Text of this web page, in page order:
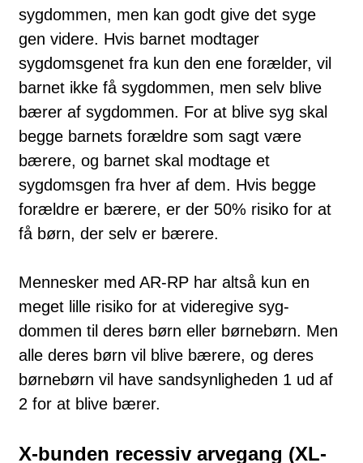
sygdommen, men kan godt give det syge
gen videre. Hvis barnet modtager
sygdomsgenet fra kun den ene forælder, vil
barn­et ikke få sygdommen, men selv blive
bærer af sygdommen. For at blive syg skal
begge barnets forældre som sagt være
bærere, og barnet skal mod­ta­ge et
sygdomsgen fra hver af dem. Hvis begge
forældre er bærere, er der 50% risiko for at
få børn, der selv er bærere.
Mennesker med AR-RP har altså kun en
meget lille risiko for at videregive syg­
dommen til deres børn eller børnebørn. Men
alle deres børn vil blive bærere, og deres
børnebørn vil have sandsynligheden 1 ud af
2 for at blive bæ­rer.
X-bunden recessiv arvegang (XL-